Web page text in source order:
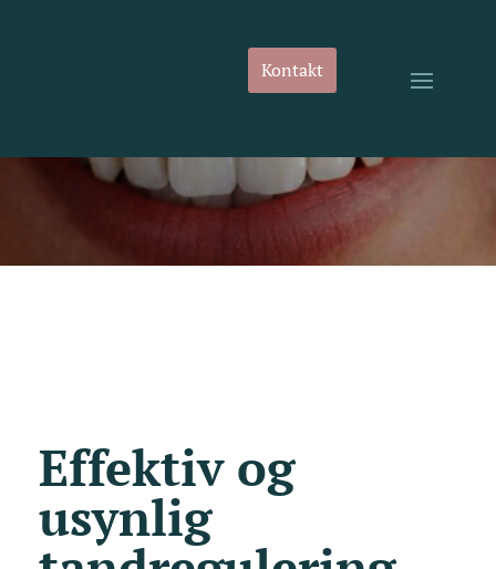
Kontakt
Effektiv og
usynlig